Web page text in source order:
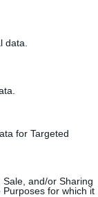
data.
for Targeted
and/or Sharing
for which it
στους
και
πουλιών.